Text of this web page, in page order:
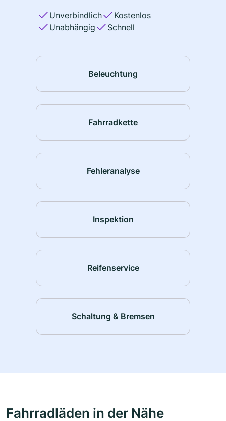
Unverbindlich
Kostenlos
Unabhängig
Schnell
Beleuchtung
Fahrradkette
Fehleranalyse
Inspektion
Reifenservice
Schaltung & Bremsen
Fahrradläden in der Nähe